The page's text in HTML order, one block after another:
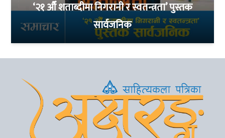
‘२१ औँ शताब्दीमा निगरानी र स्वतन्त्रता’ पुस्तक
सार्वजनिक